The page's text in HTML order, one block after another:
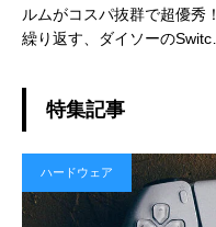
ルムがコスパ抜群で超優秀！
繰り返す、ダイソーのSwitch
特集記事
ハードウェア